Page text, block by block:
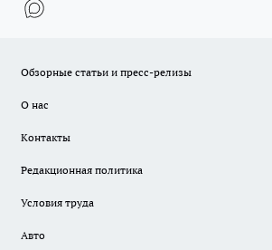
Обзорные статьи и пресс-релизы
О нас
Контакты
Редакционная политика
Условия труда
Авто